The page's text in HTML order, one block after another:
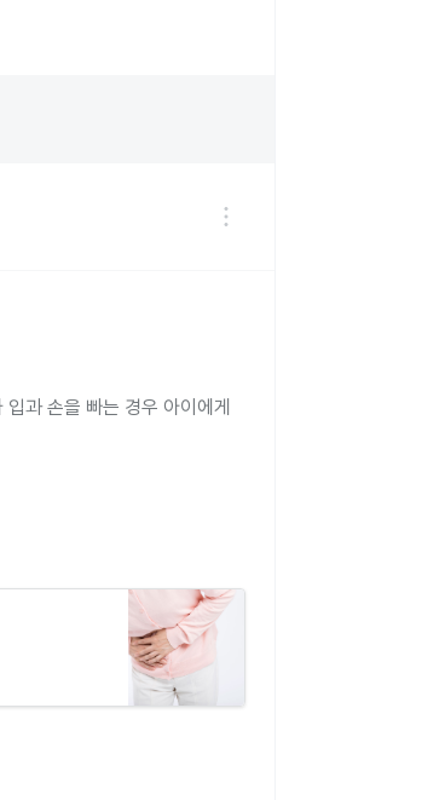
과 손을 빠는 경우 아이에게